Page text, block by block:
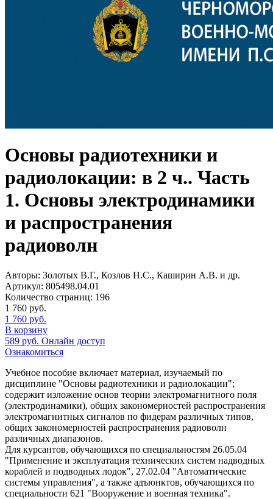
Основы радиотехники и
радиолокации: в 2 ч.. Часть
1. Основы электродинамики
и распространения
радиоволн
Авторы: Золотых В.Г., Козлов Н.С., Каширин А.В. и др.
Артикул: 805498.04.01
Количество страниц: 196
1 760 руб.
1 760 руб.
В корзину
589 руб. Онлайн доступ
Ознакомиться
Учебное пособие включает материал, изучаемый по
дисциплине "Основы радиотехники и радиолокации";
содержит изложение основ теории электромагнитного поля
(электродинамики), общих закономерностей распространения
электромагнитных сигналов по фидерам различных типов,
общих закономерностей распространения радиоволн
различных диапазонов.
Для курсантов, обучающихся по специальностям 26.05.04
"Применение и эксплуатация технических систем надводных
кораблей и подводных лодок", 27.02.04 "Автоматические
системы управления", а также адъюнктов, обучающихся по
специальности 621 "Вооружение и военная техника".